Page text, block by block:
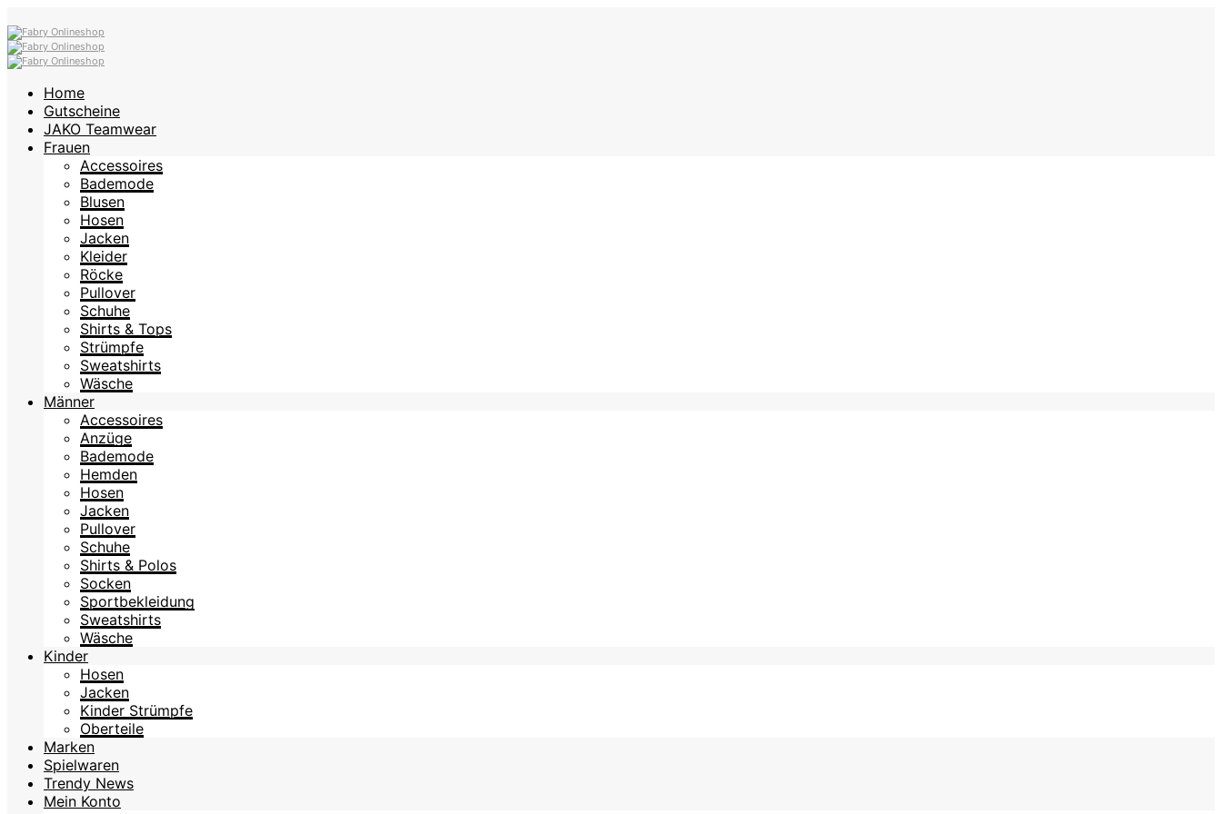
Home
Gutscheine
JAKO Teamwear
Frauen
Accessoires
Bademode
Blusen
Hosen
Jacken
Kleider
Röcke
Pullover
Schuhe
Shirts & Tops
Strümpfe
Sweatshirts
Wäsche
Männer
Accessoires
Anzüge
Bademode
Hemden
Hosen
Jacken
Pullover
Schuhe
Shirts & Polos
Socken
Sportbekleidung
Sweatshirts
Wäsche
Kinder
Hosen
Jacken
Kinder Strümpfe
Oberteile
Marken
Spielwaren
Trendy News
Mein Konto